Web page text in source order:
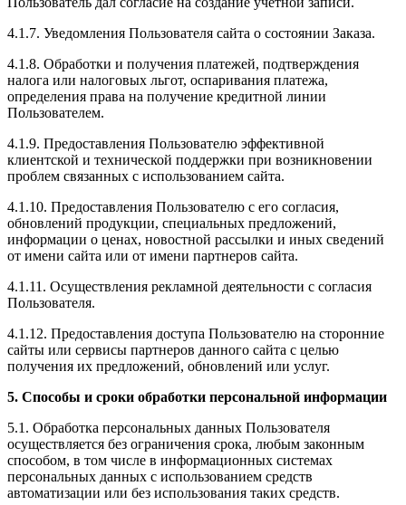
4.1.7. Уведомления Пользователя сайта о состоянии Заказа.
4.1.8. Обработки и получения платежей, подтверждения
налога или налоговых льгот, оспаривания платежа,
определения права на получение кредитной линии
Пользователем.
4.1.9. Предоставления Пользователю эффективной
клиентской и технической поддержки при возникновении
проблем связанных с использованием сайта.
4.1.10. Предоставления Пользователю с его согласия,
обновлений продукции, специальных предложений,
информации о ценах, новостной рассылки и иных сведений
от имени сайта или от имени партнеров сайта.
4.1.11. Осуществления рекламной деятельности с согласия
Пользователя.
4.1.12. Предоставления доступа Пользователю на сторонние
сайты или сервисы партнеров данного сайта с целью
получения их предложений, обновлений или услуг.
5. Способы и сроки обработки персональной информации
5.1. Обработка персональных данных Пользователя
осуществляется без ограничения срока, любым законным
способом, в том числе в информационных системах
персональных данных с использованием средств
автоматизации или без использования таких средств.